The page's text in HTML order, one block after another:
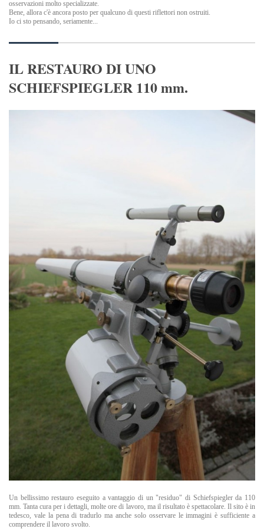
osservazioni molto specializzate.
Bene, allora c'è ancora posto per qualcuno di questi riflettori non ostruiti.
Io ci sto pensando, seriamente...
IL RESTAURO DI UNO
SCHIEFSPIEGLER 110 mm.
Un bellissimo restauro eseguito a vantaggio di un "residuo" di Schiefspiegler da 110
mm. Tanta cura per i dettagli, molte ore di lavoro, ma il risultato è spettacolare. Il sito è in
tedesco, vale la pena di tradurlo ma anche solo osservare le immagini è sufficiente a
comprendere il lavoro svolto.